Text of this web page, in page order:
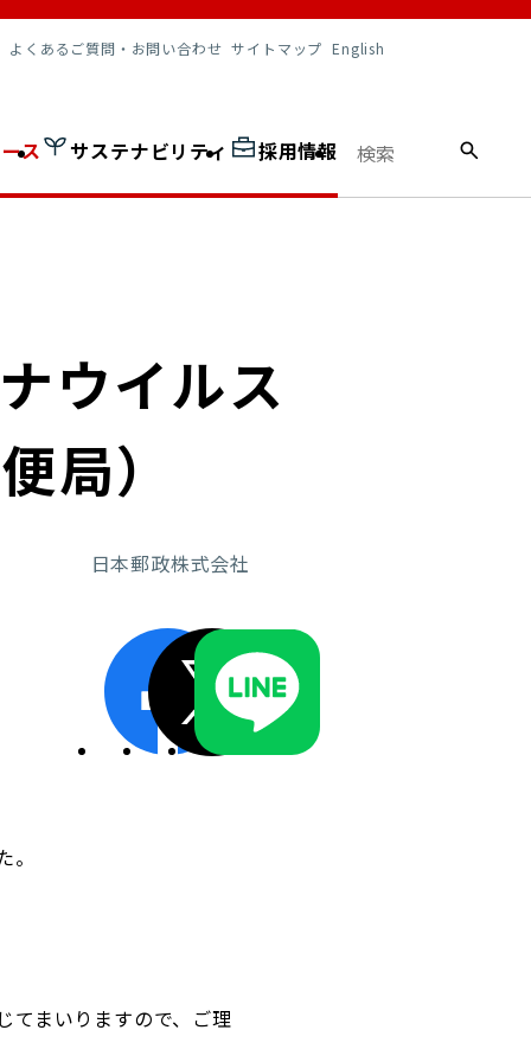
よくあるご質問・お問い合わせ サイトマップ English
ディスクロージャーポリシー／適時開示体制
ス サステナビリティ 採用情報
ウイルス
局）
日本郵政株式会社
てまいりますので、ご理